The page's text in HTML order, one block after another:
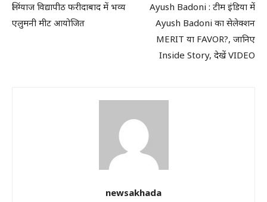
लिंग्याज विद्यापीठ फरीदाबाद में भव्य
एलुमनी मीट आयोजित
Ayush Badoni : टीम इंडिया में
Ayush Badoni का सेलेक्शन
MERIT या FAVOR?, जानिए
Inside Story, देखें VIDEO
newsakhada